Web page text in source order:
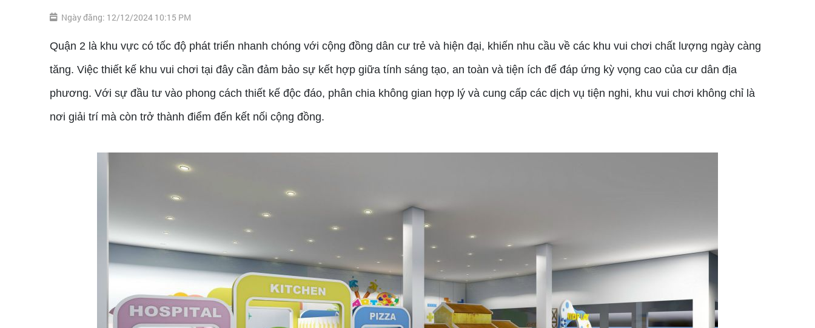
Ngày đăng: 12/12/2024 10:15 PM
Quận 2 là khu vực có tốc độ phát triển nhanh chóng với cộng đồng dân cư trẻ và hiện đại, khiến nhu cầu về các khu vui chơi chất lượng ngày càng
tăng. Việc thiết kế khu vui chơi tại đây cần đảm bảo sự kết hợp giữa tính sáng tạo, an toàn và tiện ích để đáp ứng kỳ vọng cao của cư dân địa
phương. Với sự đầu tư vào phong cách thiết kế độc đáo, phân chia không gian hợp lý và cung cấp các dịch vụ tiện nghi, khu vui chơi không chỉ là
nơi giải trí mà còn trở thành điểm đến kết nối cộng đồng.